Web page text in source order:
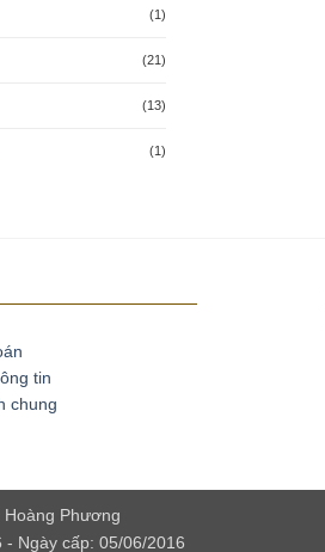
(1)
(21)
(13)
(1)
tin
chung
Hoàng Phương
- Ngày cấp: 05/06/2016